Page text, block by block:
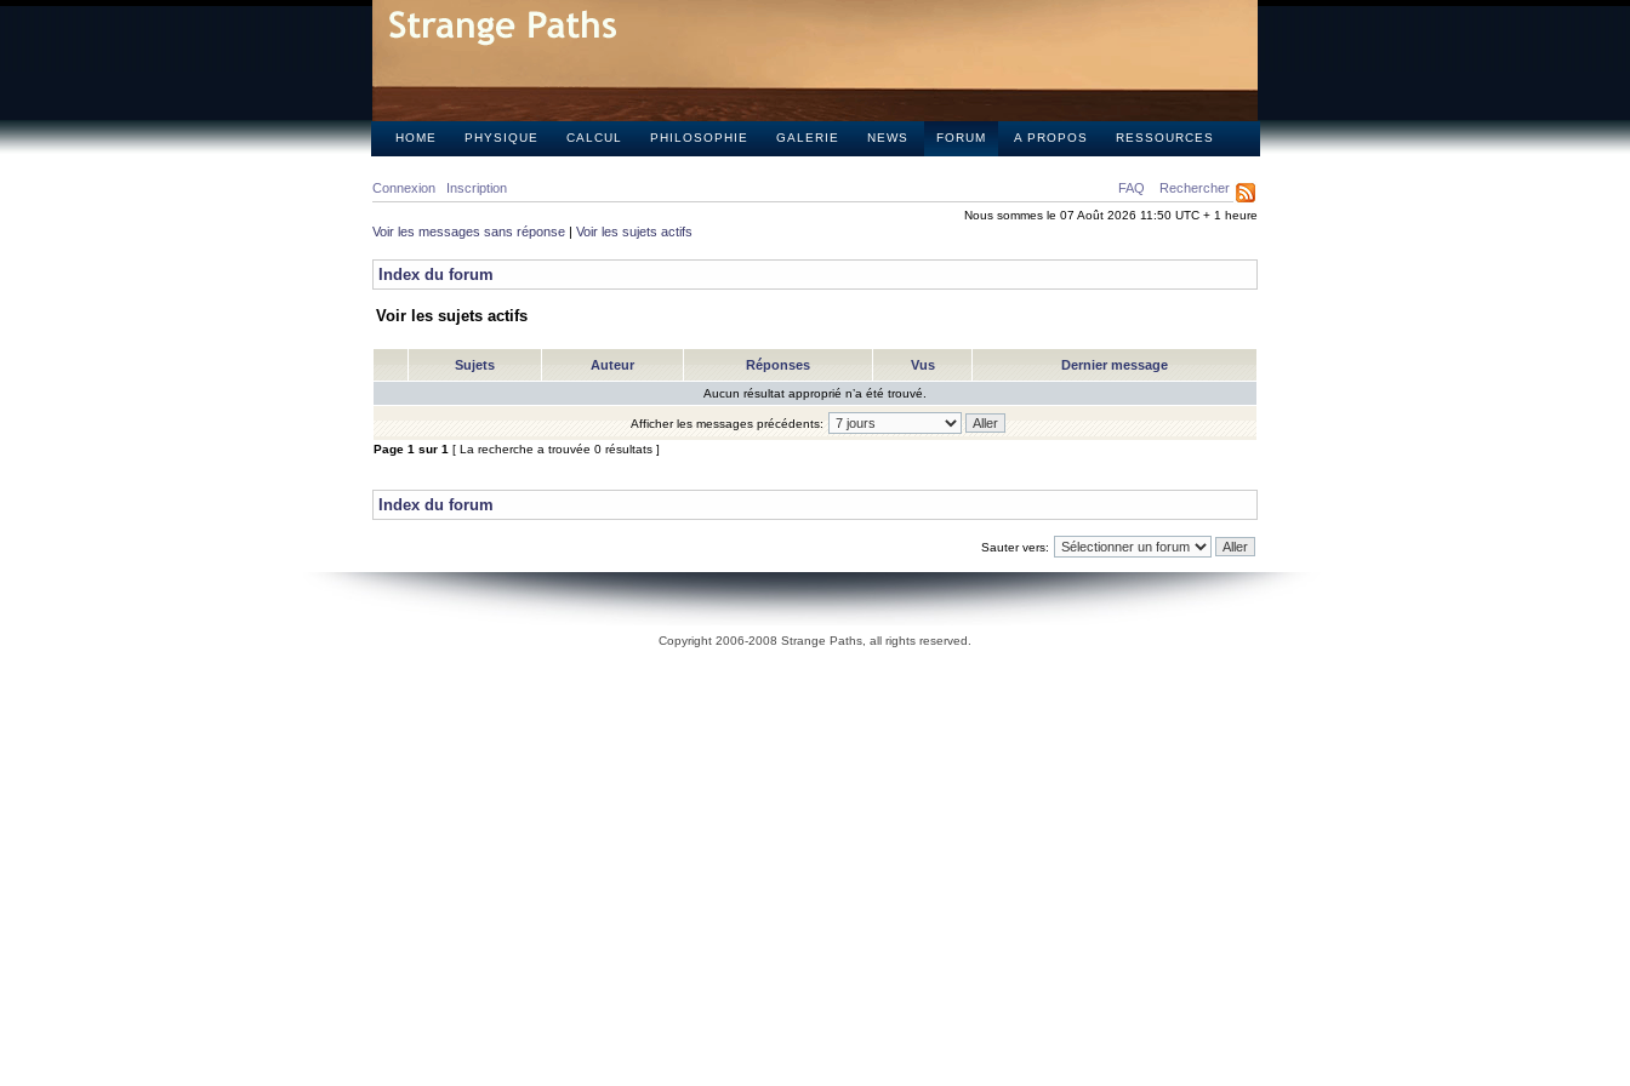
HOME PHYSIQUE CALCUL PHILOSOPHIE GALERIE NEWS FORUM A PROPOS RESSOURCES
FAQ Rechercher
Connexion Inscription
Nous sommes le 07 Août 2026 11:50 UTC + 1 heure
Voir les messages sans réponse | Voir les sujets actifs
Index du forum
Voir les sujets actifs
Sujets Auteur Réponses Vus Dernier message
Aucun résultat approprié n’a été trouvé.
Afficher les messages précédents:
Page 1 sur 1 [ La recherche a trouvée 0 résultats ]
Index du forum
Sauter vers:
Copyright 2006-2008 Strange Paths, all rights reserved.